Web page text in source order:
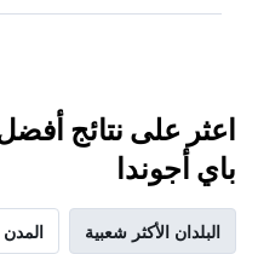
اعثر على نتائج
باي أجوندا
البلدان الأكثر شعبية المدن